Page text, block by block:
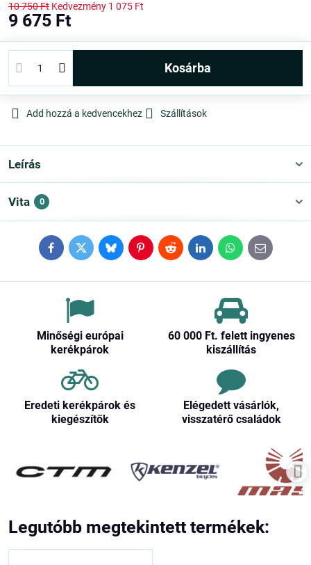
10 750 Ft Kedvezmény 1 075 Ft
9 675 Ft
kosárba
Add hozzá a kedvencekhez Szállítások
Leírás
Vita 0
FacebookTwitterBlueskyPinterestRedditLinkedInWhatsApp
E-
mail
Minőségi európai
kerékpárok
60 000 Ft​. felett ingyenes
kiszállítás
Eredeti kerékpárok és
kiegészítők
Elégedett vásárlók,
visszatérő családok
Legutóbb megtekintett termékek: